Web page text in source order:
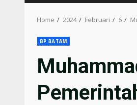
Home 2024 Februari 6
BP BATAM